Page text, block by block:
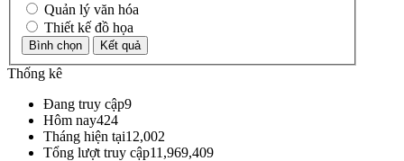
Quản lý văn hóa
Thiết kế đồ họa
Thống kê
Đang truy cập9
Hôm nay424
Tháng hiện tại12,002
Tổng lượt truy cập11,969,409